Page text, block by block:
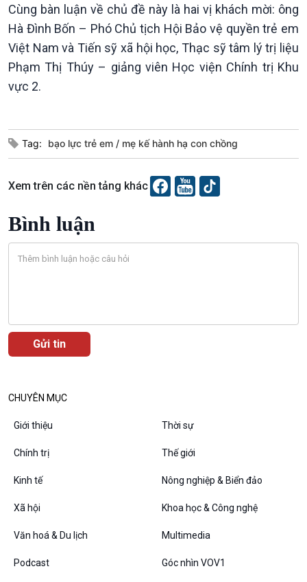
Tin Đời sống & Xã hội
360 độ Sức khỏe
Chuyển đổi Xanh
Tài nguyên và Môi trường
Chuyên gia của bạn
Xã hội chuyển động
Tin Khoa học & Công nghệ
Kết nối công nghệ
Sống chung với biến đổi
khí hậu
Văn hoá & Du lịch
Tin Văn hoá & Du lịch
Chát với người nổi tiếng
Ảnh
Podcast
Bình luận
Câu chuyện thời sự
Đối thoại
Diễn đàn chủ nhật
Cùng bàn luận về chủ đề này là hai vị khách mời: ông
Hà Đình Bốn – Phó Chủ tịch Hội Bảo vệ quyền trẻ em
Việt Nam và Tiến sỹ xã hội học, Thạc sỹ tâm lý trị liệu
Phạm Thị Thúy – giảng viên Học viện Chính trị Khu
vực 2.
Tag: bạo lực trẻ em mẹ kế hành hạ con chồng
Xem trên các nền tảng khác
Bình luận
CHUYÊN MỤC
Giới thiệu Thời sự
Chính trị Thế giới
Kinh tế Nông nghiệp & Biển đảo
Xã hội Khoa học & Công nghệ
Văn hoá & Du lịch Multimedia
Podcast Góc nhìn VOV1